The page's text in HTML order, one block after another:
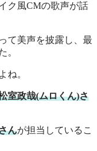
ク風CMの歌声が話
て美声を披露し、最
。
ね。
室政哉(ムロくん)さ
んが担当しているこ